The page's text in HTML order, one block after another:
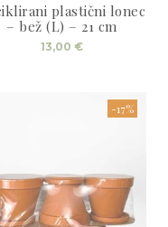
plastični lonec
– bež (L) – 21 cm
13,00 €
-17%